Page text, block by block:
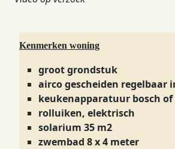
Kenmerken woning
groot grondstuk
airco gescheiden regelbaar
keukenapparatuur bosch of
rolluiken, elektrisch
solarium 35 m2
zwembad 8 x 4 meter